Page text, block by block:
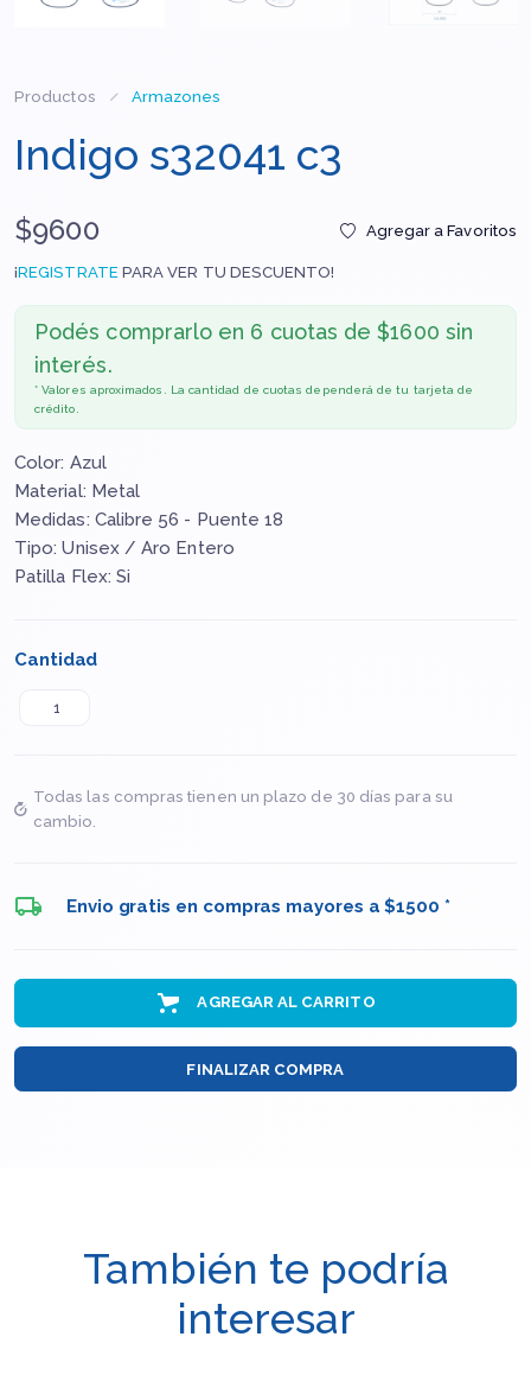
Productos Armazones
Indigo s32041 c3
$9600 Agregar a Favoritos
¡REGISTRATEPARA VER TU DESCUENTO!
Podés comprarlo en 6 cuotas de $1600 sin
interés.
* Valores aproximados. La cantidad de cuotas dependerá de tu tarjeta de
crédito.
Color: Azul
Material: Metal
Medidas: Calibre 56 - Puente 18
Tipo: Unisex / Aro Entero
Patilla Flex: Si
Cantidad
Todas las compras tienen un plazo de 30 días para su
cambio.
Envio gratis en compras mayores a $1500 *
AGREGAR AL CARRITO
FINALIZAR COMPRA
También te podría
interesar